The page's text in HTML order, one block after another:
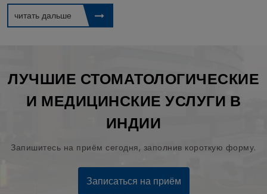
читать дальше
ЛУЧШИЕ СТОМАТОЛОГИЧЕСКИЕ
И МЕДИЦИНСКИЕ УСЛУГИ В
ИНДИИ
Запишитесь на приём сегодня, заполнив короткую форму.
Записаться на приём